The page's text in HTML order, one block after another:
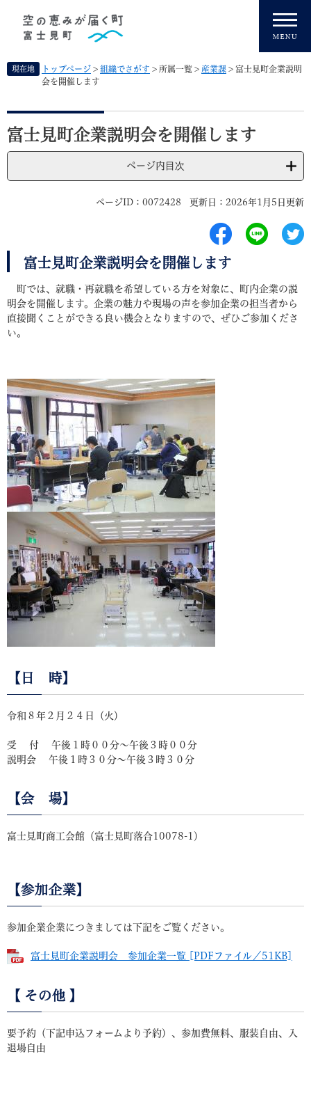
先
す
現在地 トップページ > 組織でさがす > 所属一覧 > 産業課 > 富士見町企業説明
会を開催します
本
文
富士見町企業説明会を開催します
ページ内目次
ページID：0072428 更新日：2026年1月5日更新
富士見町企業説明会を開催します
町では、就職・再就職を希望している方を対象に、町内企業の説
明会を開催します。企業の魅力や現場の声を参加企業の担当者から
直接聞くことができる良い機会となりますので、ぜひご参加くださ
い。
【日 時】
令和８年２月２４日（火）
受 付 午後１時００分～午後３時００分
説明会 午後１時３０分～午後３時３０分
【会 場】
富士見町商工会館（富士見町落合10078-1）
【参加企業】
参加企業企業につきましては下記をご覧ください。
富士見町企業説明会 参加企業一覧 [PDFファイル／51KB]
【 その他 】
要予約（下記申込フォームより予約）、参加費無料、服装自由、入
退場自由